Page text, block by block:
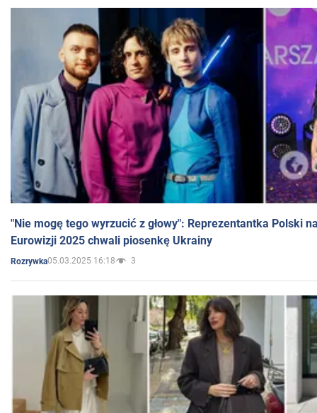
"Nie mogę tego wyrzucić z głowy": Reprezentantka Polski
Eurowizji 2025 chwali piosenkę Ukrainy
Rozrywka05.03.2025 16:18 3